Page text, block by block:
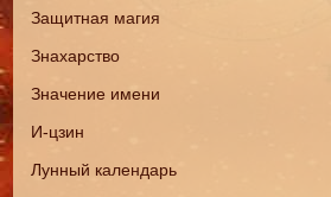
Защитная магия
Знахарство
Значение имени
И-цзин
Лунный календарь